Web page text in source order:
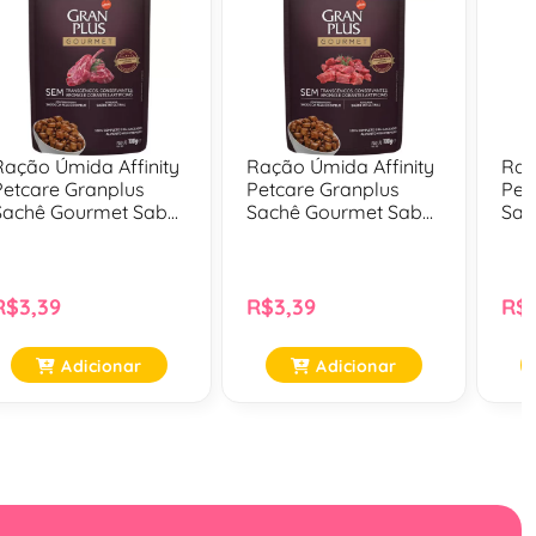
Úmida Affinity
Granplus
Gourmet Sabor
Adicionar
Ração Úmida Affinity
Petcare Granplus
Sachê Gourmet Sabor
R$3,39
Adicionar